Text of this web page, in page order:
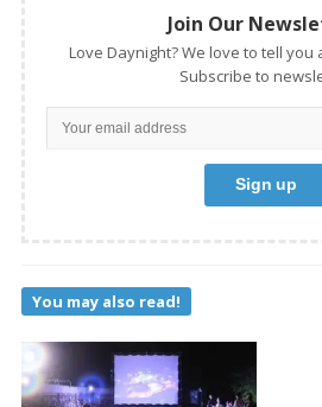
Join Our
Love Daynight? We love to tell
Subscribe to
You may also read!